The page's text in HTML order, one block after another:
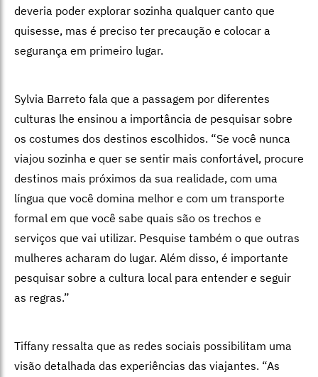
deveria poder explorar sozinha qualquer canto que
quisesse, mas é preciso ter precaução e colocar a
segurança em primeiro lugar.
Sylvia Barreto fala que a passagem por diferentes
culturas lhe ensinou a importância de pesquisar sobre
os costumes dos destinos escolhidos. “Se você nunca
viajou sozinha e quer se sentir mais confortável, procure
destinos mais próximos da sua realidade, com uma
língua que você domina melhor e com um transporte
formal em que você sabe quais são os trechos e
serviços que vai utilizar. Pesquise também o que outras
mulheres acharam do lugar. Além disso, é importante
pesquisar sobre a cultura local para entender e seguir
as regras.”
Tiffany ressalta que as redes sociais possibilitam uma
visão detalhada das experiências das viajantes. “As